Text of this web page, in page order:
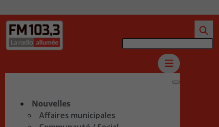
Nouvelles
Affaires municipales